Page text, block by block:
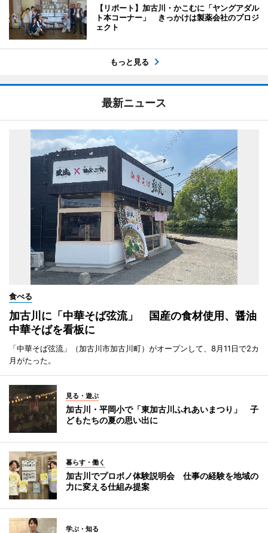
【リポート】加古川・かこむに「ヤングアダル
ト本コーナー」 きっかけは製薬会社のプロジ
ェクト
もっと見る
最新ニュース
食べる
加古川に「中華そば弦流」 国産の食材使用、醤油
中華そばを看板に
「中華そば弦流」（加古川市加古川町）がオープンして、8月11日で2カ
月がたった。
見る・遊ぶ
加古川・平岡小で「東加古川ふれあいまつり」 子
どもたちの夏の思い出に
暮らす・働く
加古川でプロボノ体験説明会 仕事の経験を地域の
力に変える仕組み提案
学ぶ・知る